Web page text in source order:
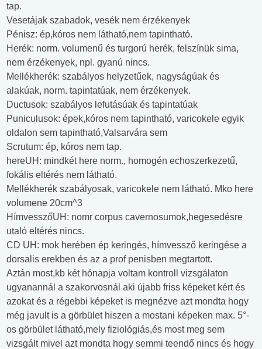
tap.
Vesetájak szabadok, vesék nem érzékenyek
Pénisz: ép,kóros nem látható,nem tapintható.
Herék: norm. volumenű és turgorú herék, felszínük sima,
nem érzékenyek, npl. gyanú nincs.
Mellékherék: szabályos helyzetűek, nagyságúak és
alakúak, norm. tapintatúak, nem érzékenyek.
Ductusok: szabályos lefutásúak és tapintatúak
Puniculusok: épek,kóros nem tapintható, varicokele egyik
oldalon sem tapintható,Valsarvára sem
Scrutum: ép, kóros nem tap.
hereUH: mindkét here norm., homogén echoszerkezetű,
fokális eltérés nem látható.
Mellékherék szabályosak, varicokele nem látható. Mko here
volumene 20cm^3
HímvesszőUH: nomr corpus cavernosumok,hegesedésre
utaló eltérés nincs.
CD UH: mok herében ép keringés, hímvessző keringése a
dorsalis erekben és az a prof penisben megtartott.
Aztán most,kb két hónapja voltam kontroll vizsgálaton
ugyanannál a szakorvosnál aki újabb friss képeket kért és
azokat és a régebbi képeket is megnézve azt mondta hogy
még javult is a görbület hiszen a mostani képeken max. 5°-
os görbület látható,mely fiziológiás,és most meg sem
vizsgált mivel azt mondta hogy semmi teendő nincs és hogy